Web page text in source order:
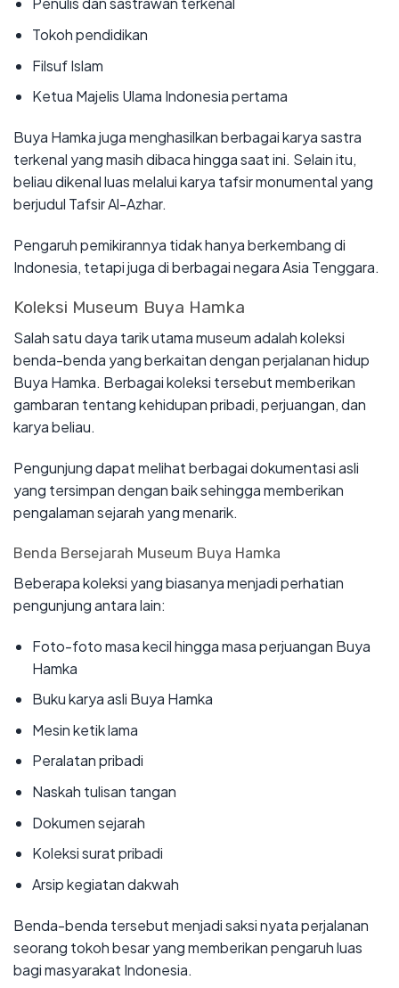
Tokoh pendidikan
Filsuf Islam
Ketua Majelis Ulama Indonesia pertama
Buya Hamka juga menghasilkan berbagai karya sastra
terkenal yang masih dibaca hingga saat ini. Selain itu,
beliau dikenal luas melalui karya tafsir monumental yang
berjudul Tafsir Al-Azhar.
Pengaruh pemikirannya tidak hanya berkembang di
Indonesia, tetapi juga di berbagai negara Asia Tenggara.
Koleksi Museum Buya Hamka
Salah satu daya tarik utama museum adalah koleksi
benda-benda yang berkaitan dengan perjalanan hidup
Buya Hamka. Berbagai koleksi tersebut memberikan
gambaran tentang kehidupan pribadi, perjuangan, dan
karya beliau.
Pengunjung dapat melihat berbagai dokumentasi asli
yang tersimpan dengan baik sehingga memberikan
pengalaman sejarah yang menarik.
Benda Bersejarah Museum Buya Hamka
Beberapa koleksi yang biasanya menjadi perhatian
pengunjung antara lain:
Foto-foto masa kecil hingga masa perjuangan Buya
Hamka
Buku karya asli Buya Hamka
Mesin ketik lama
Peralatan pribadi
Naskah tulisan tangan
Dokumen sejarah
Koleksi surat pribadi
Arsip kegiatan dakwah
Benda-benda tersebut menjadi saksi nyata perjalanan
seorang tokoh besar yang memberikan pengaruh luas
bagi masyarakat Indonesia.